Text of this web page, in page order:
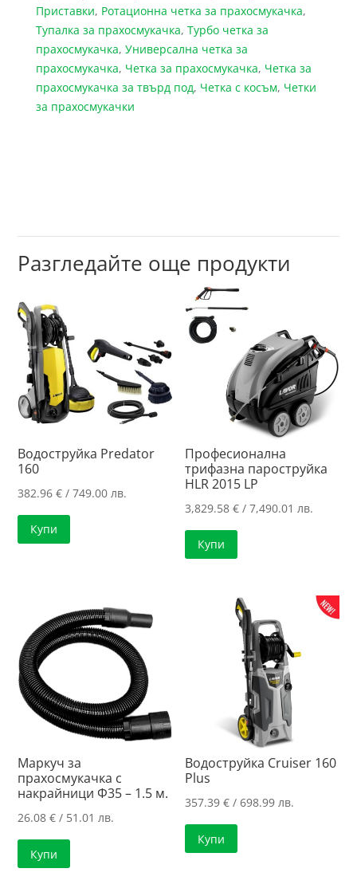
Приставки, Ротационна четка за прахосмукачка,
Тупалка за прахосмукачка, Турбо четка за
прахосмукачка, Универсална четка за
прахосмукачка, Четка за прахосмукачка, Четка за
прахосмукачка за твърд под, Четка с косъм, Четки
за прахосмукачки
Разгледайте още продукти
Водоструйка Predator
160
382.96€ / 749.00 лв.
Купи
Професионална
трифазна пароструйка
HLR 2015 LP
3,829.58€ / 7,490.01 лв.
Купи
Маркуч за
прахосмукачка с
накрайници Ф35 – 1.5 м.
26.08€ / 51.01 лв.
Купи
Водоструйка Cruiser 160
Plus
357.39€ / 698.99 лв.
Купи